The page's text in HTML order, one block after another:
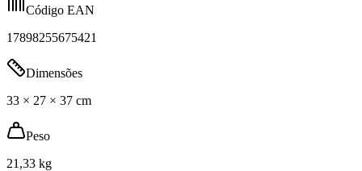
Código EAN
17898255675421
Dimensões
33 × 27 × 37 cm
Peso
21,33 kg